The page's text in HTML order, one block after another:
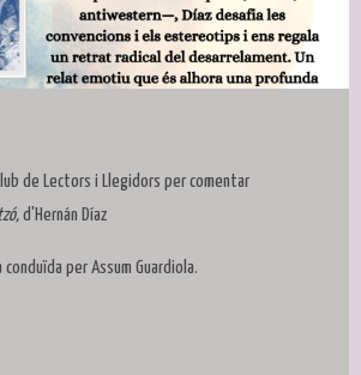
de Lectors i Llegidors per comentar
d'Hernán Díaz
conduïda per Assum Guardiola.